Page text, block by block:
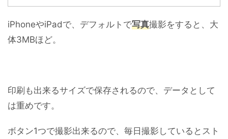
iPhoneやiPadで、デフォルトで写真撮影をすると、大
体3MBほど。
印刷も出来るサイズで保存されるので、データとして
は重めです。
ボタン1つで撮影出来るので、毎日撮影しているとスト